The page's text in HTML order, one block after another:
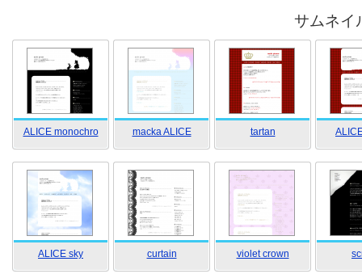
サムネイ
ALICE monochro macka ALICE tartan
ALICE sky curtain violet crown